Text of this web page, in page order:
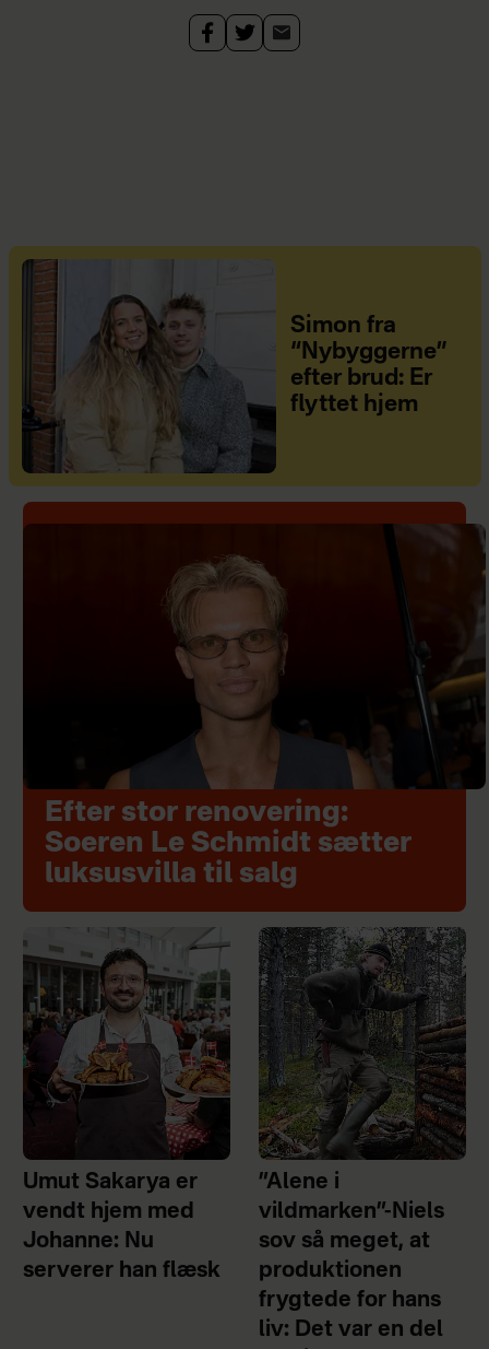
Simon fra
“Nybyggerne”
efter brud: Er
flyttet hjem
Efter stor renovering:
Soeren Le Schmidt sætter
luksusvilla til salg
Umut Sakarya er
vendt hjem med
Johanne: Nu
serverer han flæsk
”Alene i
vildmarken”-Niels
sov så meget, at
produktionen
frygtede for hans
liv: Det var en del